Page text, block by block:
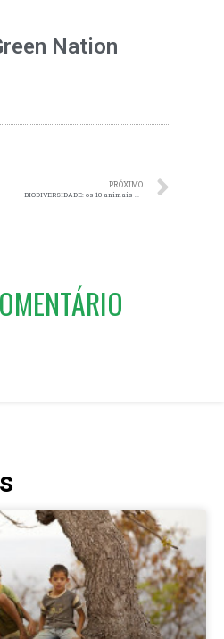
Nation
PRÓXIMO